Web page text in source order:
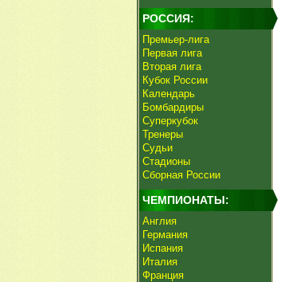
РОССИЯ:
Премьер-лига
Первая лига
Вторая лига
Кубок России
Календарь
Бомбардиры
Суперкубок
Тренеры
Судьи
Стадионы
Сборная России
ЧЕМПИОНАТЫ:
Англия
Германия
Испания
Италия
Франция